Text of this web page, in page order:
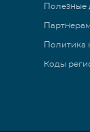
Полезные
Политика
Коды